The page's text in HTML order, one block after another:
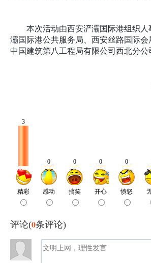
本次活动由西安浐灞国际港组织人
灞国际港公共服务局、西安丝路国际会
中国建筑第八工程局有限公司西北分
评论(0条评论)